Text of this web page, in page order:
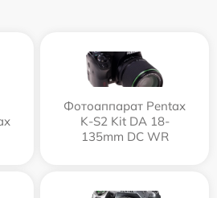
Фотоаппарат Pentax
K-S2 Kit DA 18-
135mm DC WR